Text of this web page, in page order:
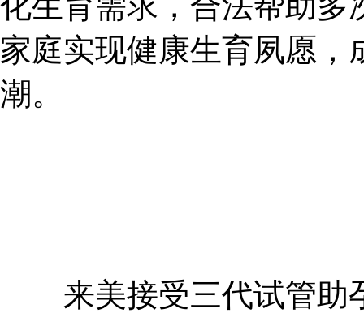
家庭实现健康生育夙愿
潮。
来美接受三代试管助